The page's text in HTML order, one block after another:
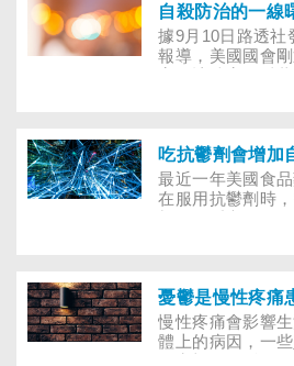
後由異性碰觸全
的心靈治療方式。
自殺防治的一線
據9月10日路透社
報導，美國國會
罹患雙極性情感
吃抗鬱劑會增加
最近一年美國食
在服用抗鬱劑時
憂鬱是慢性疼痛
慢性疼痛會影響
體上的病因，一